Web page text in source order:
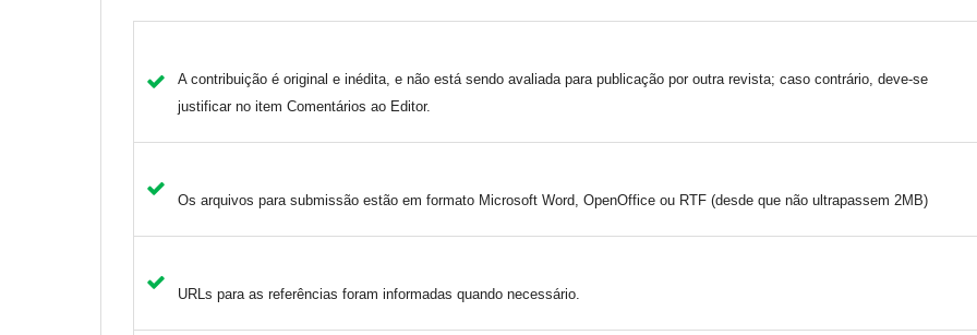
A contribuição é original e inédita, e não está sendo avaliada para publicação por outra revista; caso contrário, deve-se
justificar no item Comentários ao Editor.
Os arquivos para submissão estão em formato Microsoft Word, OpenOffice ou RTF (desde que não ultrapassem 2MB)
URLs para as referências foram informadas quando necessário.